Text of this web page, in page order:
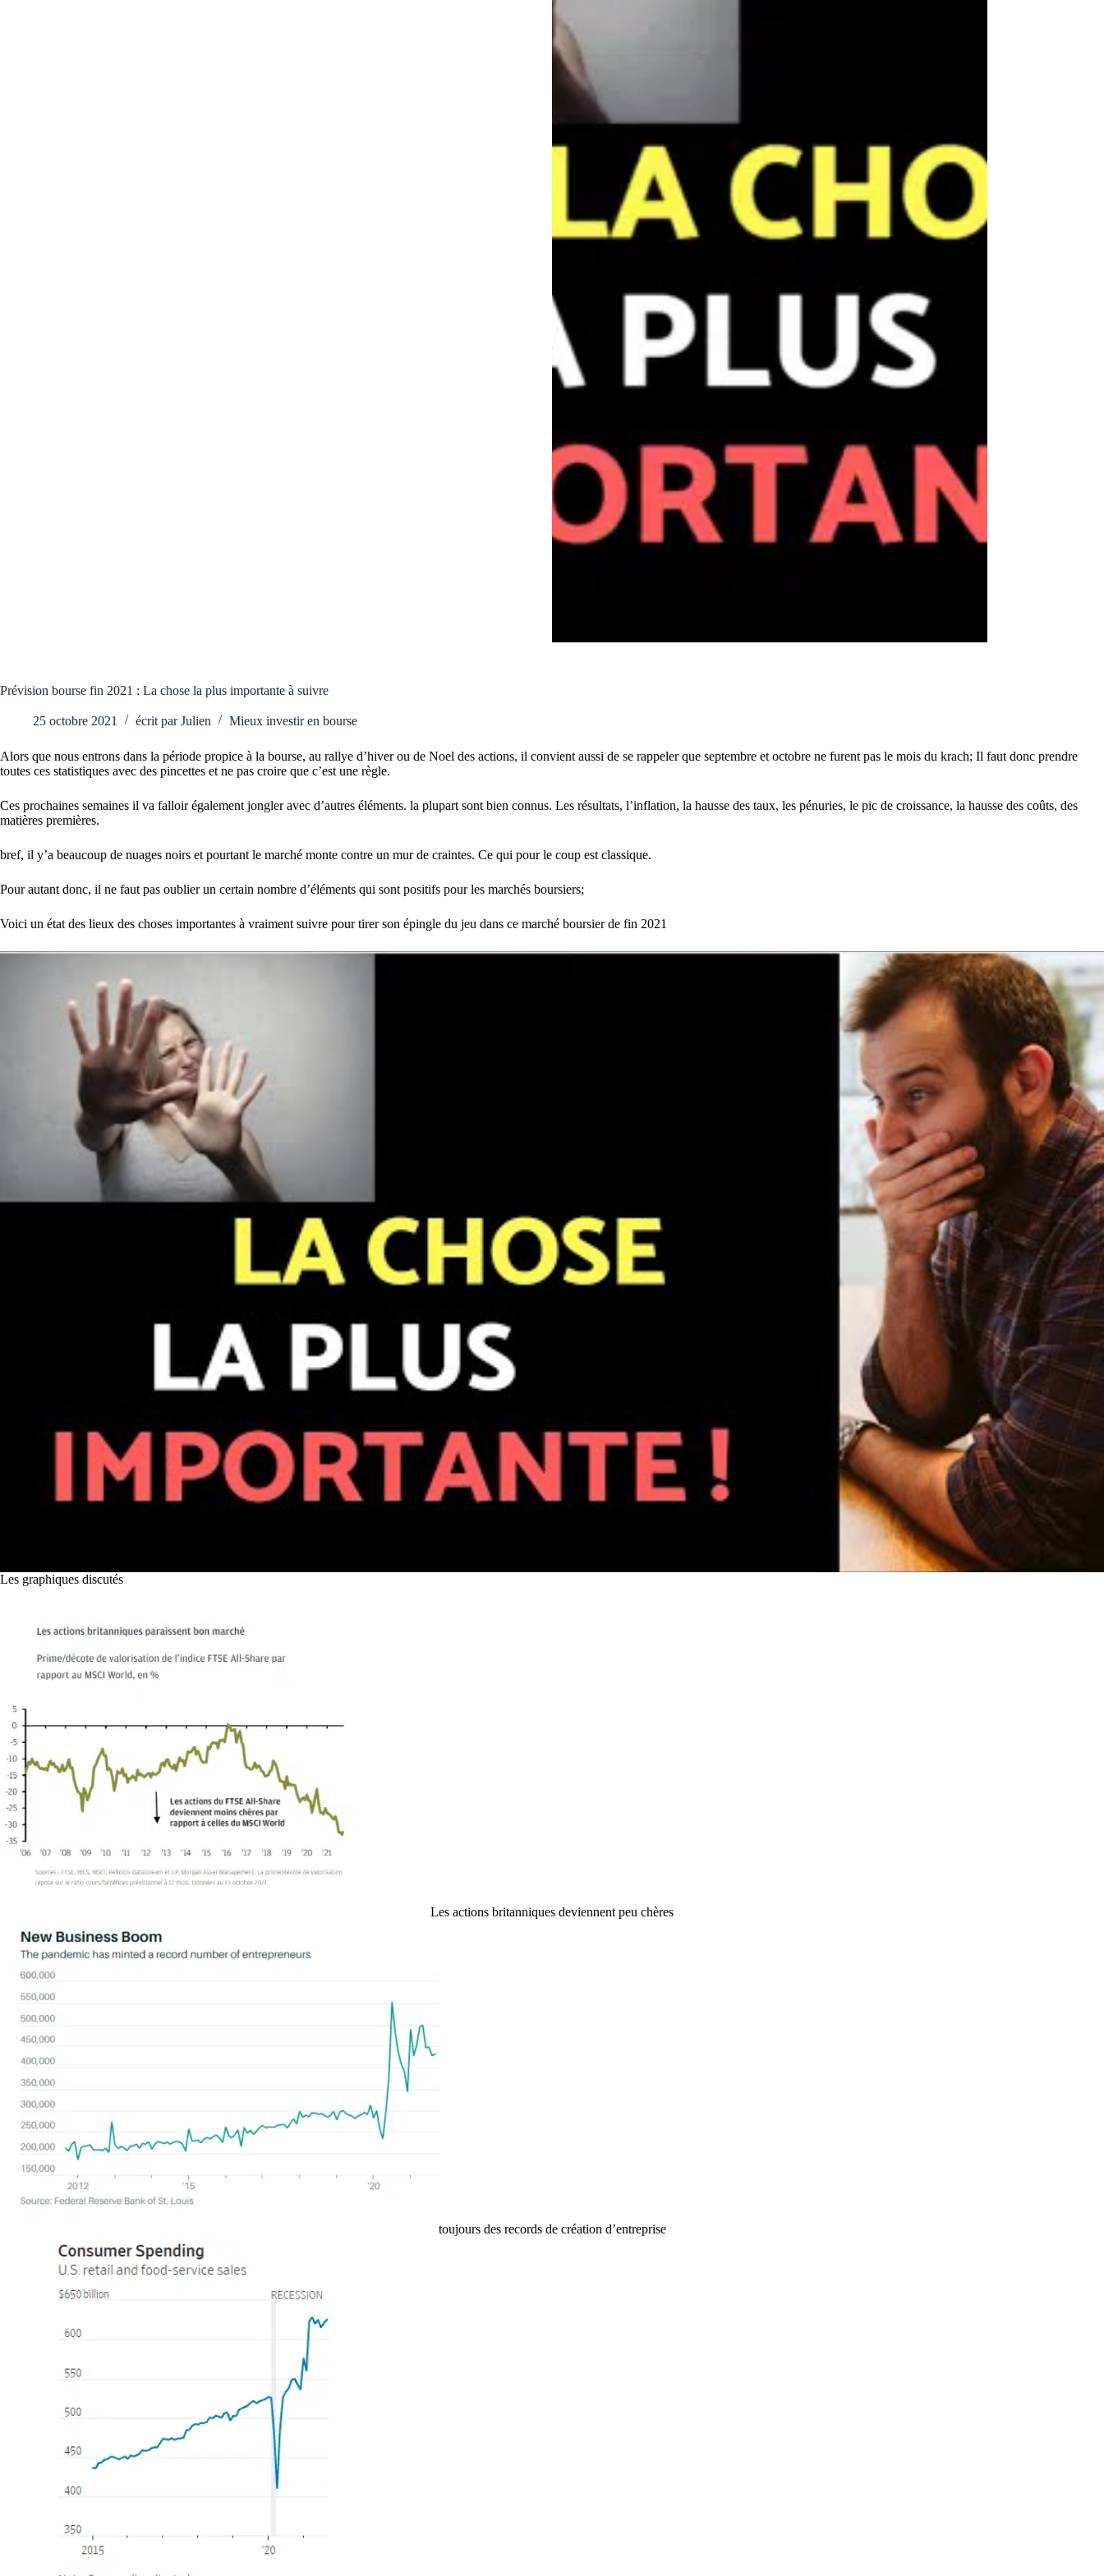
Prévision bourse fin 2021 : La chose la plus importante à suivre
25 octobre 2021 écrit par Julien Mieux investir en bourse
Alors que nous entrons dans la période propice à la bourse, au rallye d’hiver ou de Noel des actions, il convient aussi de se rappeler que septembre et octobre ne furent pas le mois du krach; Il faut donc prendre
toutes ces statistiques avec des pincettes et ne pas croire que c’est une règle.
Ces prochaines semaines il va falloir également jongler avec d’autres éléments. la plupart sont bien connus. Les résultats, l’inflation, la hausse des taux, les pénuries, le pic de croissance, la hausse des coûts, des
matières premières.
bref, il y’a beaucoup de nuages noirs et pourtant le marché monte contre un mur de craintes. Ce qui pour le coup est classique.
Pour autant donc, il ne faut pas oublier un certain nombre d’éléments qui sont positifs pour les marchés boursiers;
Voici un état des lieux des choses importantes à vraiment suivre pour tirer son épingle du jeu dans ce marché boursier de fin 2021
Les graphiques discutés
Les actions britanniques deviennent peu chères
toujours des records de création d’entreprise